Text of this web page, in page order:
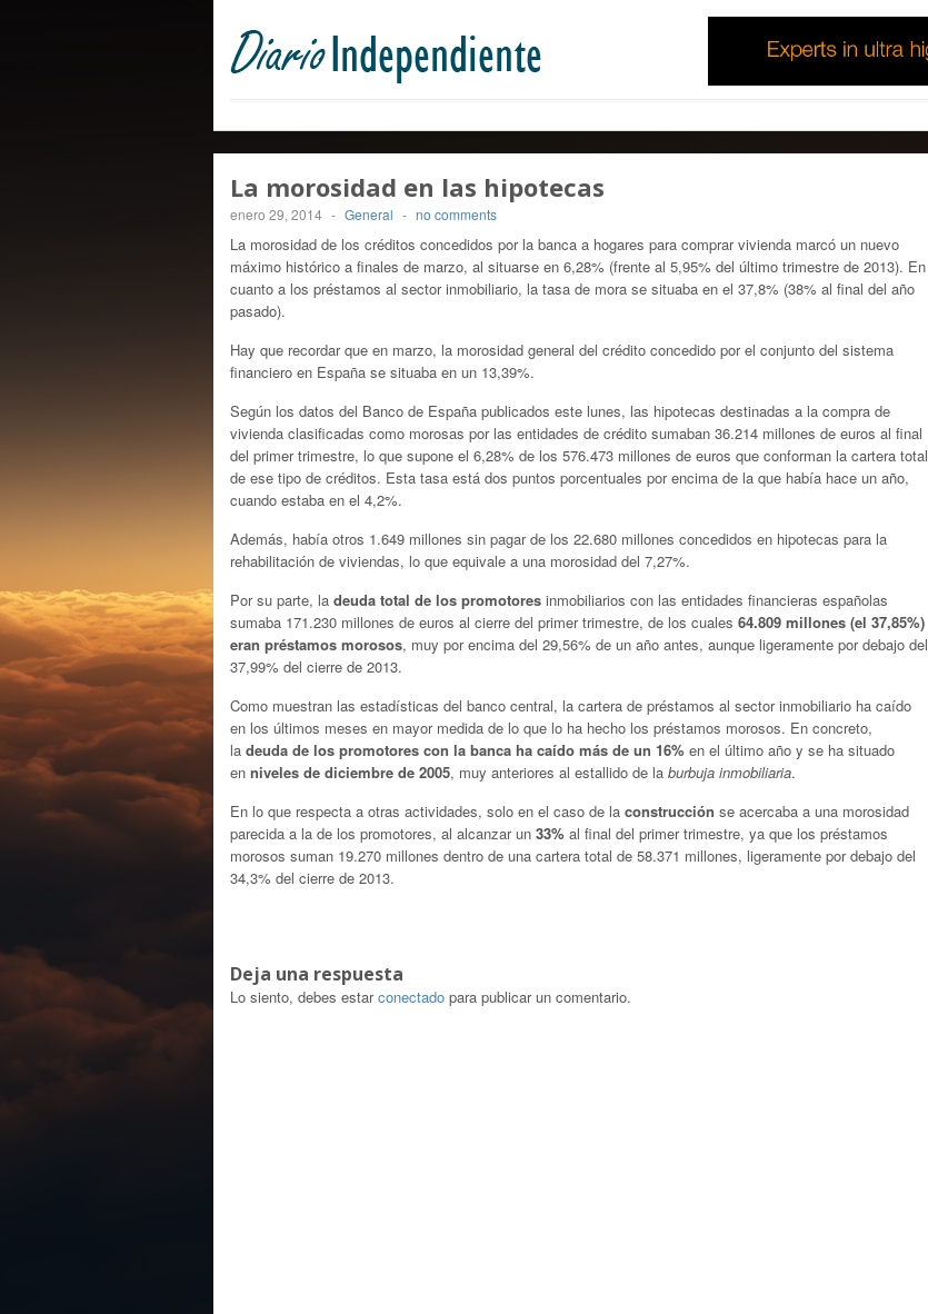
La morosidad en las hipotecas
enero 29, 2014 - General - no comments
La morosidad de los créditos concedidos por la banca a hogares para comprar vivienda marcó un nuevo
máximo histórico a finales de marzo, al situarse en 6,28% (frente al 5,95% del último trimestre de 2013). En
cuanto a los préstamos al sector inmobiliario, la tasa de mora se situaba en el 37,8% (38% al final del año
pasado).
Hay que recordar que en marzo, la morosidad general del crédito concedido por el conjunto del sistema
financiero en España se situaba en un 13,39%.
Según los datos del Banco de España publicados este lunes, las hipotecas destinadas a la compra de
vivienda clasificadas como morosas por las entidades de crédito sumaban 36.214 millones de euros al final
del primer trimestre, lo que supone el 6,28% de los 576.473 millones de euros que conforman la cartera total
de ese tipo de créditos. Esta tasa está dos puntos porcentuales por encima de la que había hace un año,
cuando estaba en el 4,2%.
Además, había otros 1.649 millones sin pagar de los 22.680 millones concedidos en hipotecas para la
rehabilitación de viviendas, lo que equivale a una morosidad del 7,27%.
Por su parte, la deuda total de los promotores inmobiliarios con las entidades financieras españolas
sumaba 171.230 millones de euros al cierre del primer trimestre, de los cuales 64.809 millones (el 37,85%)
eran préstamos morosos, muy por encima del 29,56% de un año antes, aunque ligeramente por debajo del
37,99% del cierre de 2013.
Como muestran las estadísticas del banco central, la cartera de préstamos al sector inmobiliario ha caído
en los últimos meses en mayor medida de lo que lo ha hecho los préstamos morosos. En concreto,
la deuda de los promotores con la banca ha caído más de un 16% en el último año y se ha situado
en niveles de diciembre de 2005, muy anteriores al estallido de la burbuja inmobiliaria.
En lo que respecta a otras actividades, solo en el caso de la construcción se acercaba a una morosidad
parecida a la de los promotores, al alcanzar un 33% al final del primer trimestre, ya que los préstamos
morosos suman 19.270 millones dentro de una cartera total de 58.371 millones, ligeramente por debajo del
34,3% del cierre de 2013.
Deja una respuesta
Lo siento, debes estarconectado para publicar un comentario.